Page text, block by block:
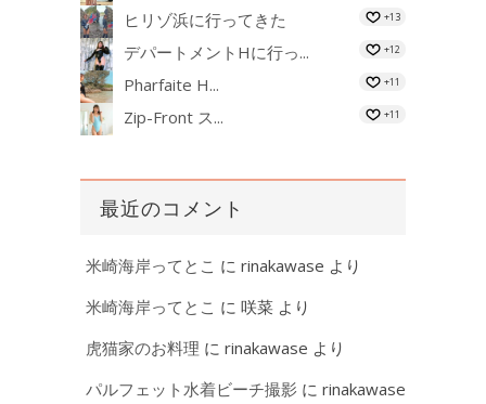
ヒリゾ浜に行ってきた +13
デパートメントHに行っ... +12
Pharfaite H... +11
Zip-Front ス... +11
最近のコメント
米崎海岸ってとこ に rinakawase より
米崎海岸ってとこ に 咲菜 より
虎猫家のお料理 に rinakawase より
パルフェット水着ビーチ撮影 に rinakawase